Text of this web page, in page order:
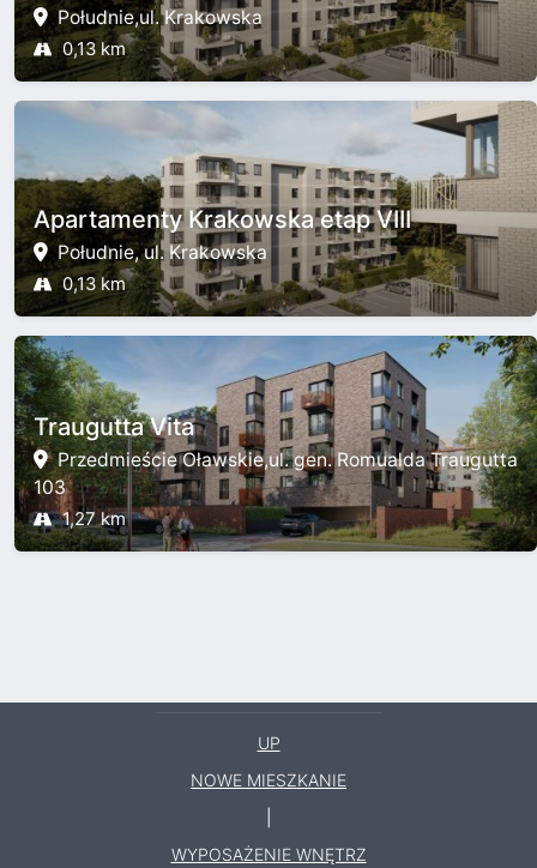
Południe,ul. Krakowska
0,13 km
Apartamenty Krakowska etap VIII
Południe, ul. Krakowska
0,13 km
Traugutta Vita
Przedmieście Oławskie,ul. gen. Romualda Traugutta
103
1,27 km
UP
NOWE MIESZKANIE
WYPOSAŻENIE WNĘTRZ